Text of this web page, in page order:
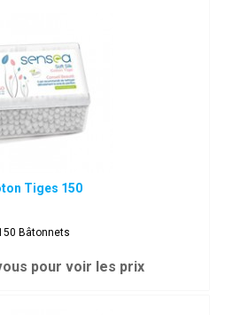
Tiges 150
Bâtonnets
pour voir les prix